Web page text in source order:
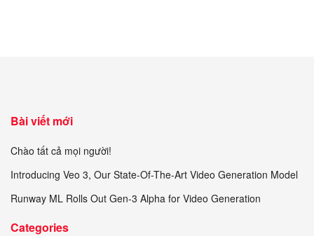
Bài viết mới
Chào tất cả mọi người!
Introducing Veo 3, Our State-Of-The-Art Video Generation Model
Runway ML Rolls Out Gen-3 Alpha for Video Generation
Categories